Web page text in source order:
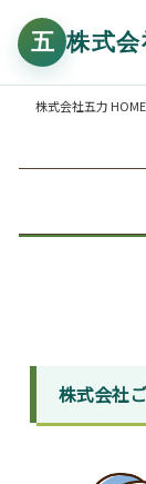
株式会社五力 HOME
株式会社